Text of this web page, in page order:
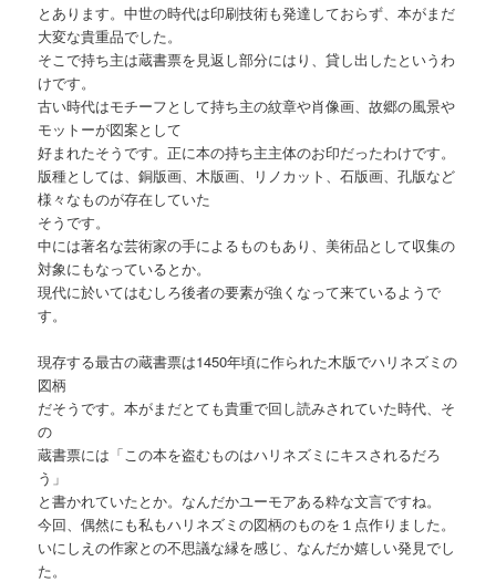
とあります。中世の時代は印刷技術も発達しておらず、本がまだ
大変な貴重品でした。
そこで持ち主は蔵書票を見返し部分にはり、貸し出したというわ
けです。
古い時代はモチーフとして持ち主の紋章や肖像画、故郷の風景や
モットーが図案として
好まれたそうです。正に本の持ち主主体のお印だったわけです。
版種としては、銅版画、木版画、リノカット、石版画、孔版など
様々なものが存在していた
そうです。
中には著名な芸術家の手によるものもあり、美術品として収集の
対象にもなっているとか。
現代に於いてはむしろ後者の要素が強くなって来ているようで
す。
現存する最古の蔵書票は1450年頃に作られた木版でハリネズミの
図柄
だそうです。本がまだとても貴重で回し読みされていた時代、そ
の
蔵書票には「この本を盗むものはハリネズミにキスされるだろ
う」
と書かれていたとか。なんだかユーモアある粋な文言ですね。
今回、偶然にも私もハリネズミの図柄のものを１点作りました。
いにしえの作家との不思議な縁を感じ、なんだか嬉しい発見でし
た。